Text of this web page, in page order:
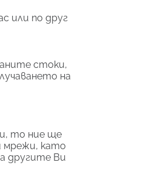
или по друг
стоки,
на
то ние ще
мрежи, като
другите Ви